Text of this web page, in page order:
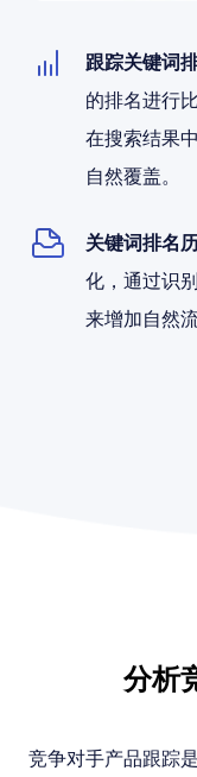
跟踪关键词
的排名进行
在搜索结果
自然覆盖。
关键词排名
化，通过识
来增加自然
分析
竞争对手产品跟踪